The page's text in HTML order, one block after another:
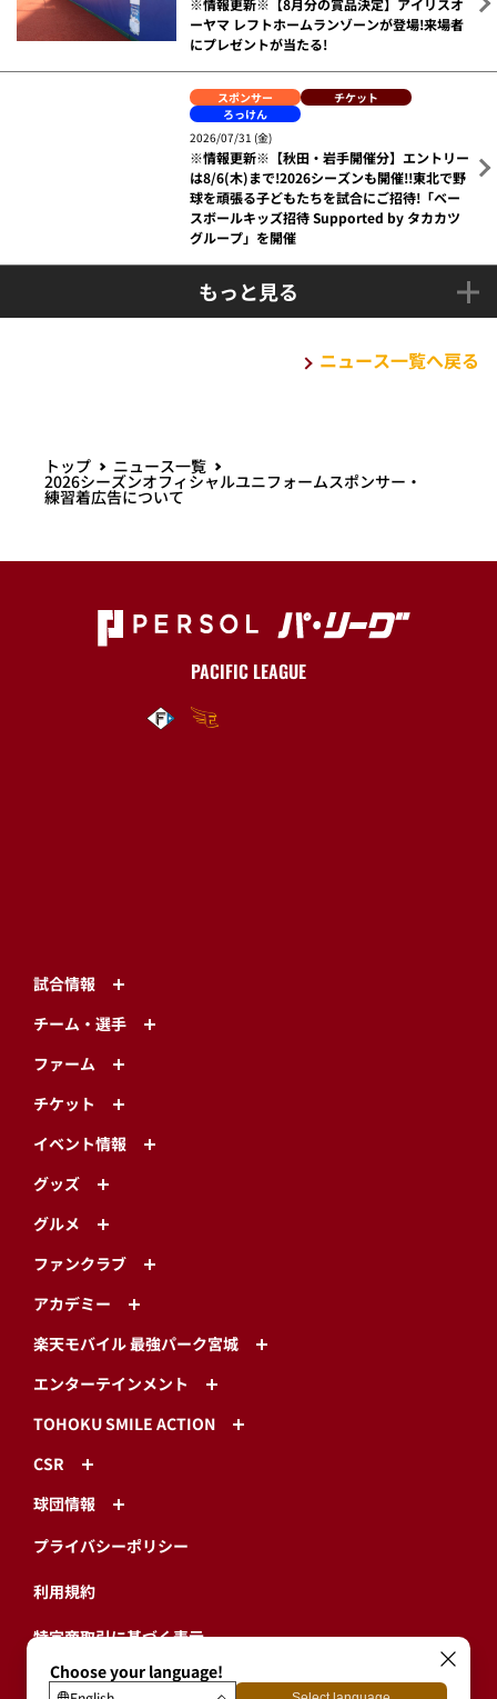
2026/07/31 (金)
※情報更新※【秋田・岩手開催分】エントリー
は8/6(木)まで!2026シーズンも開催!!東北で野
球を頑張る子どもたちを試合にご招待!「ベー
スボールキッズ招待 Supported by タカカツ
グループ」を開催
もっと見る
ニュース一覧へ戻る
2026シーズンオフィシャルユニフォームスポンサー・
グルメ
ファンクラブ
アカデミー
楽天モバイル 最強パーク宮城
エンターテインメント
TOHOKU SMILE ACTION
CSR
球団情報
ログイン・有料会員登録
ユーザープロフィール
会員情報引継ぎ
退会
東北楽天ゴールデンイーグルス公式サイト